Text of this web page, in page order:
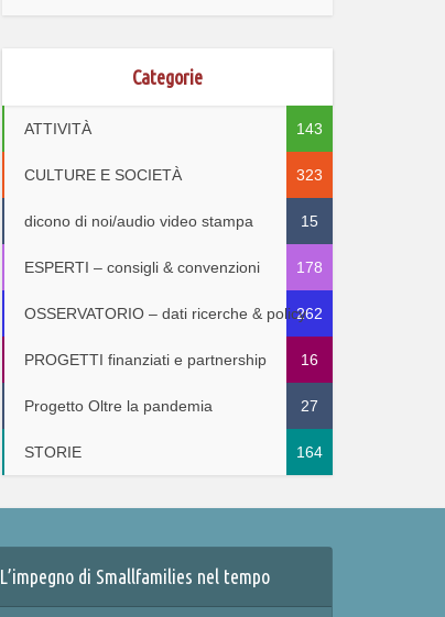
Categorie
ATTIVITÀ 143
CULTURE E SOCIETÀ 323
dicono di noi/audio video stampa 15
ESPERTI – consigli & convenzioni 178
OSSERVATORIO – dati ricerche & policy262
PROGETTI finanziati e partnership 16
Progetto Oltre la pandemia 27
STORIE 164
L’impegno di Smallfamilies nel tempo